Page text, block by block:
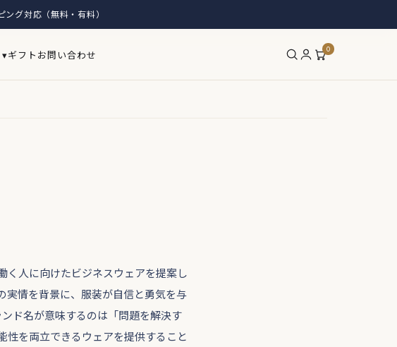
ング対応（無料・有料）
ギフト お問い合わせ 0
く人に向けたビジネスウェアを提案し
実情を背景に、服装が自信と勇気を与
ド名が意味するのは「問題を解決す
性を両立できるウェアを提供すること